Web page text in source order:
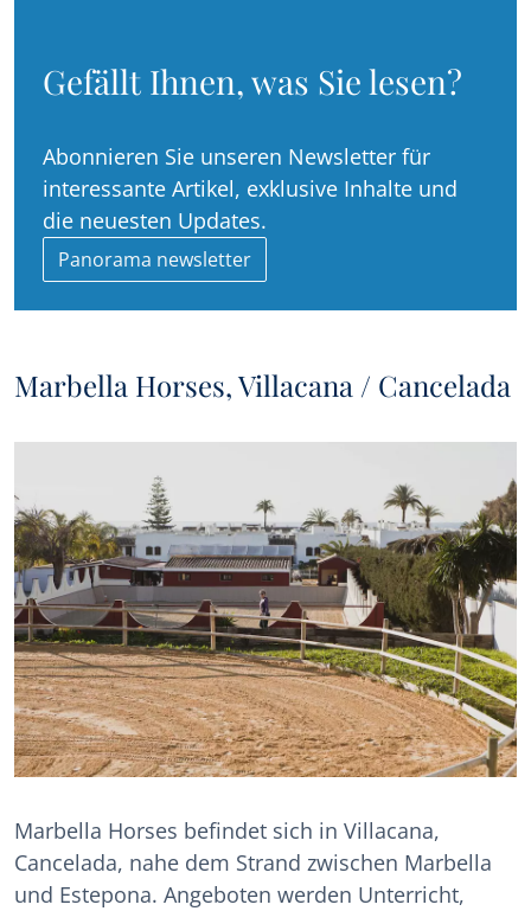
Gefällt Ihnen, was Sie lesen?
Abonnieren Sie unseren Newsletter für
interessante Artikel, exklusive Inhalte und
die neuesten Updates.
Panorama newsletter
Marbella Horses, Villacana / Cancelada
Marbella Horses befindet sich in Villacana,
Cancelada, nahe dem Strand zwischen Marbella
und Estepona. Angeboten werden Unterricht,